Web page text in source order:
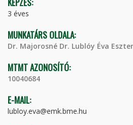
3 éves
MUNKATÁRS OLDALA:
Dr. Majorosné Dr. Lublóy Éva Eszter
MTMT AZONOSÍTÓ:
10040684
E-MAIL:
lubloy.eva@emk.bme.hu